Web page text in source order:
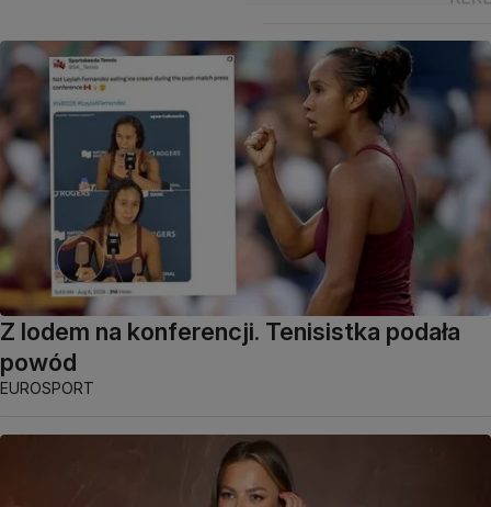
Z lodem na konferencji. Tenisistka podała
powód
EUROSPORT